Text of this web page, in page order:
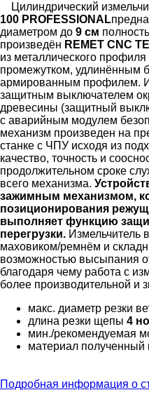
Цилиндрический
100 PROFESSIONAL
диаметром до 9 см
произведён REMET CNC
из металлического
промежутком, удлинённым
армированным профилем.
защитным выключателем
древесины (защитный
с аварийным модулем
механизм произведен на
станке с ЧПУ исходя из
качество, точность и
продолжительном сроке
всего механизма.
зажимным механизмом,
позиционирования
выполняет функцию
перегрузки. Измельчитель
маховиком/ремнём и
возможностью высыпания
благодаря чему работа с
более производительной и
макс. диаметр резки
длина резки щепы 4
мин./рекомендуемая
материал полученный
Подробная информация о